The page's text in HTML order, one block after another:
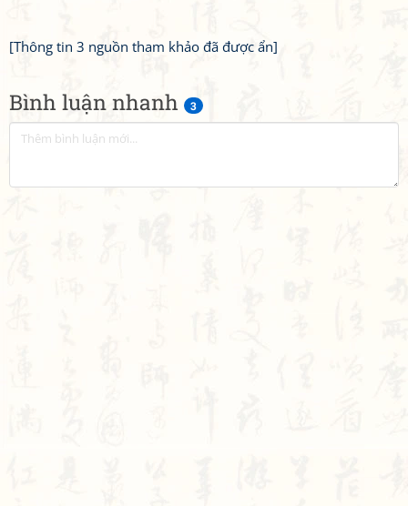
Bình luận nhanh 3
[Thông tin 3 nguồn tham khảo đã được ẩn]